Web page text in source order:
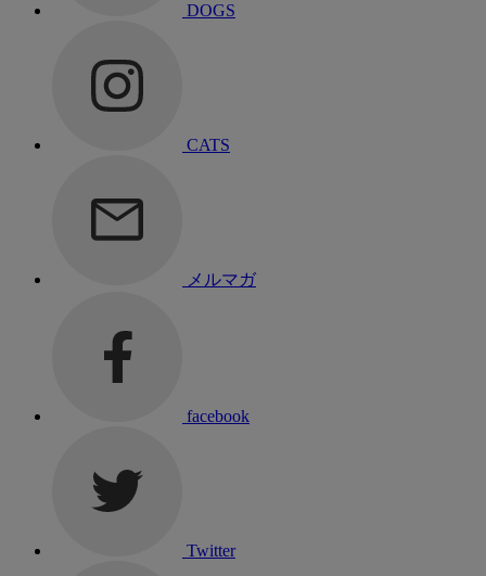
DOGS
CATS
メルマガ
facebook
Twitter